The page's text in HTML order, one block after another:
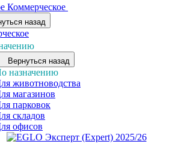
Коммерческое
назад
Вернуться назад
назначению
животноводства
магазинов
парковок
складов
офисов